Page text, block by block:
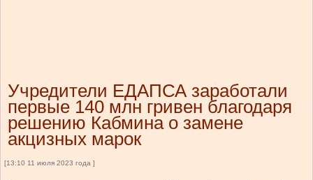
Учредители ЕДАПСА заработали
первые 140 млн гривен благодаря
решению Кабмина о замене
акцизных марок
[13:10 11 июля 2023 года ]